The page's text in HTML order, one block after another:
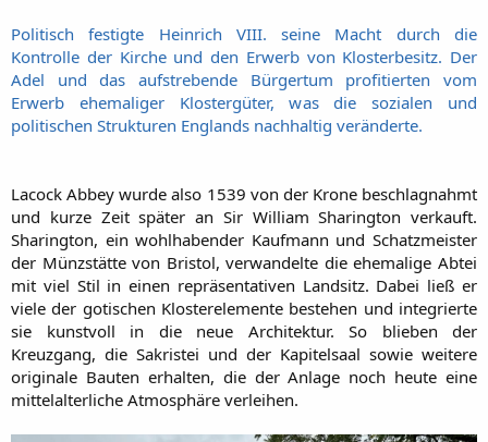
Politisch festigte Heinrich VIII. seine Macht durch die
Kontrolle der Kirche und den Erwerb von Klosterbesitz. Der
Adel und das aufstrebende Bürgertum profitierten vom
Erwerb ehemaliger Klostergüter, was die sozialen und
politischen Strukturen Englands nachhaltig veränderte.
Lacock Abbey wurde also 1539 von der Krone beschlagnahmt
und kurze Zeit später an Sir William Sharington verkauft.
Sharington, ein wohlhabender Kaufmann und Schatzmeister
der Münzstätte von Bristol, verwandelte die ehemalige Abtei
mit viel Stil in einen repräsentativen Landsitz. Dabei ließ er
viele der gotischen Klosterelemente bestehen und integrierte
sie kunstvoll in die neue Architektur. So blieben der
Kreuzgang, die Sakristei und der Kapitelsaal sowie weitere
originale Bauten erhalten, die der Anlage noch heute eine
mittelalterliche Atmosphäre verleihen.